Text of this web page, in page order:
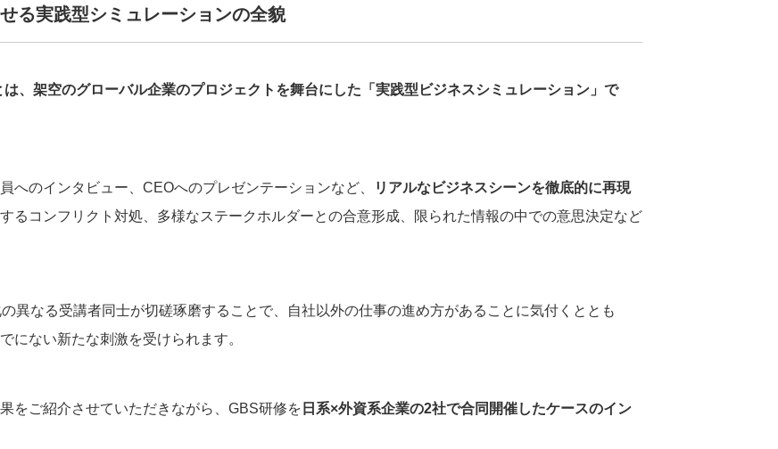
る実践型シミュレーションの全貌
架空のグローバル企業のプロジェクトを舞台にした「実践型ビジネスシミュレーション」で
へのインタビュー、CEOへのプレゼンテーションなど、
リアルなビジネスシーンを徹底的に再現
るコンフリクト対処、多様なステークホルダーとの合意形成、限られた情報の中での意思決定など
異なる受講者同士が切磋琢磨することで、自社以外の仕事の進め方があることに気付くととも
にない新たな刺激を受けられます。
をご紹介させていただきながら、GBS研修を 日系×外資系企業の2社で合同開催したケースのイン